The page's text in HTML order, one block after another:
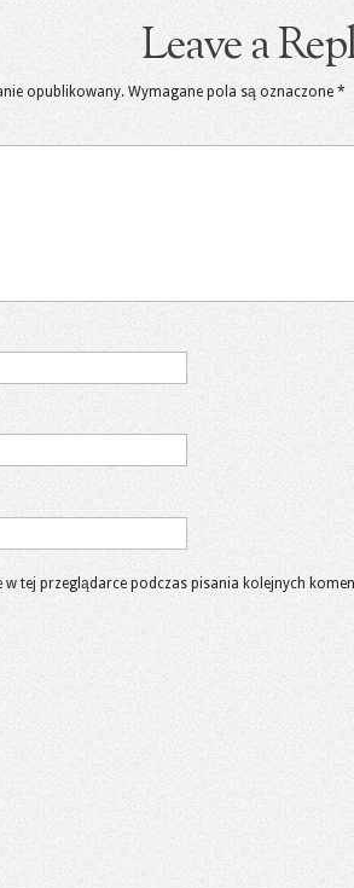
Leave a
opublikowany. Wymagane pola są oznaczone *
w tej przeglądarce podczas pisania kolejnych